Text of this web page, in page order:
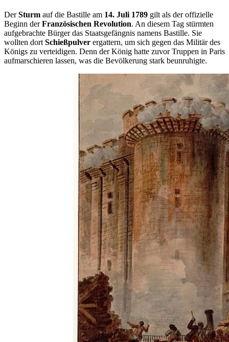
DerSturm auf die Bastille am 14. Juli 1789 gilt als der offizielle
Beginn derFranzösischen Revolution. An diesem Tag stürmten
aufgebrachte Bürger das Staatsgefängnis namens Bastille. Sie
wollten dort Schießpulver ergattern, um sich gegen das Militär des
Königs zu verteidigen. Denn der König hatte zuvor Truppen in Paris
aufmarschieren lassen, was die Bevölkerung stark beunruhigte.